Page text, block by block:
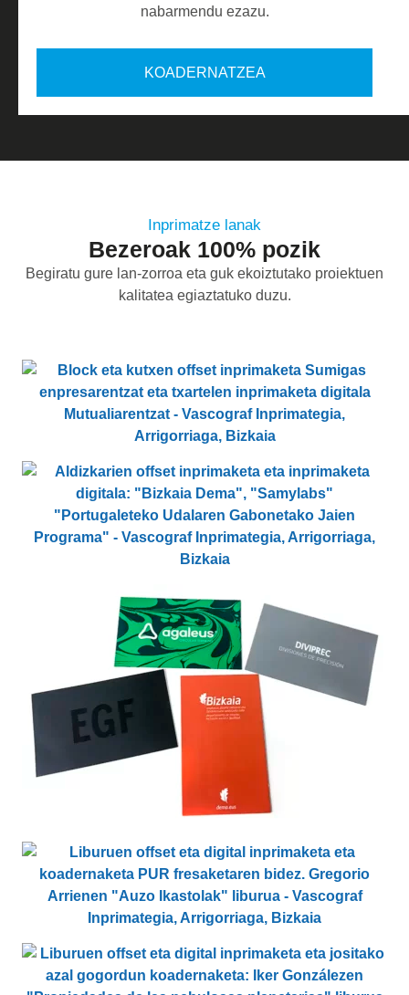
nabarmendu ezazu.
KOADERNATZEA
Inprimatze lanak
Bezeroak 100% pozik
Begiratu gure lan-zorroa eta guk ekoiztutako proiektuen
kalitatea egiaztatuko duzu.